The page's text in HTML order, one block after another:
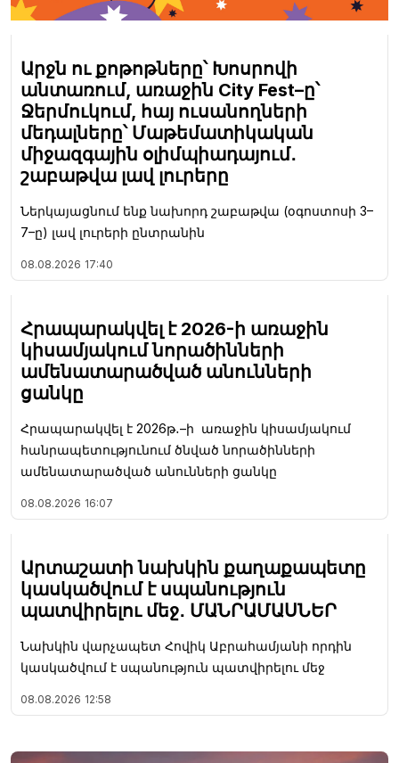
Արջն ու քոթոթները՝ Խոսրովի
անտառում, առաջին City Fest–ը՝
Ջերմուկում, հայ ուսանողների
մեդալները՝ Մաթեմատիկական
միջազգային օլիմպիադայում․
շաբաթվա լավ լուրերը
Ներկայացնում ենք նախորդ շաբաթվա (օգոստոսի 3–
7–ը) լավ լուրերի ընտրանին
08.08.2026 17:40
Հրապարակվել է 2026-ի առաջին
կիսամյակում նորածինների
ամենատարածված անունների
ցանկը
Հրապարակվել է 2026թ․–ի առաջին կիսամյակում
հանրապետությունում ծնված նորածինների
ամենատարածված անունների ցանկը
08.08.2026 16:07
Արտաշատի նախկին քաղաքապետը
կասկածվում է սպանություն
պատվիրելու մեջ․ ՄԱՆՐԱՄԱՍՆԵՐ
Նախկին վարչապետ Հովիկ Աբրահամյանի որդին
կասկածվում է սպանություն պատվիրելու մեջ
08.08.2026 12:58